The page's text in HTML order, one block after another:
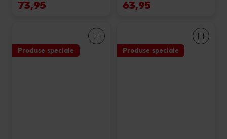
73,95 63,95
Produse speciale Produse speciale